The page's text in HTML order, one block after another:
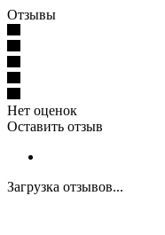
Отзывы
Нет оценок
Оставить отзыв
Загрузка отзывов...